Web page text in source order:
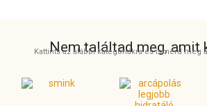
Nem találtad meg, amit
Kattints az alábbi kategóriákra és ismerd meg